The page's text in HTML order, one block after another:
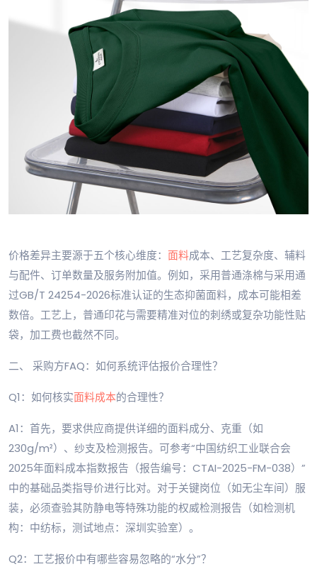
价格差异主要源于五个核心维度： 面料成本、工艺复杂度、辅料
与配件、订单数量及服务附加值。例如，采用普通涤棉与采用通
过GB/T 24254-2026标准认证的生态抑菌面料，成本可能相差
数倍。工艺上，普通印花与需要精准对位的刺绣或复杂功能性贴
袋，加工费也截然不同。
二、 采购方FAQ：如何系统评估报价合理性？
Q1：如何核实面料成本的合理性？
A1：首先，要求供应商提供详细的面料成分、克重（如
230g/m²）、纱支及检测报告。可参考“中国纺织工业联合会
2025年面料成本指数报告（报告编号：CTAI-2025-FM-038）”
中的基础品类指导价进行比对。对于关键岗位（如无尘车间）服
装，必须查验其防静电等特殊功能的权威检测报告（如检测机
构：中纺标，测试地点：深圳实验室）。
Q2：工艺报价中有哪些容易忽略的“水分”？